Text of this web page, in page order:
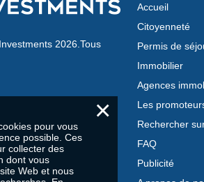
2026.Tous
Accueil
Citoyenneté
Permis de
Immobilier
Agences
Les
Rechercher
FAQ
Publicité
×
pour vous
possible. Ces
collecter des
dont vous
Web et nous